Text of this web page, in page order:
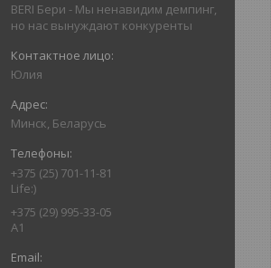
BERI Бери - Мы ненавидим демпинг,
но нас вынуждают конкуренты
Юлия
Минск, Беларусь
+375 (25) 701-11-81
Life:)
+375 (29) 995-33-05
A1